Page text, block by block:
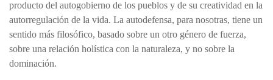
producto del autogobierno de los pueblos y de su creatividad en la
autorregulación de la vida. La autodefensa, para nosotras, tiene un
sentido más filosófico, basado sobre un otro género de fuerza,
sobre una relación holística con la naturaleza, y no sobre la
dominación.